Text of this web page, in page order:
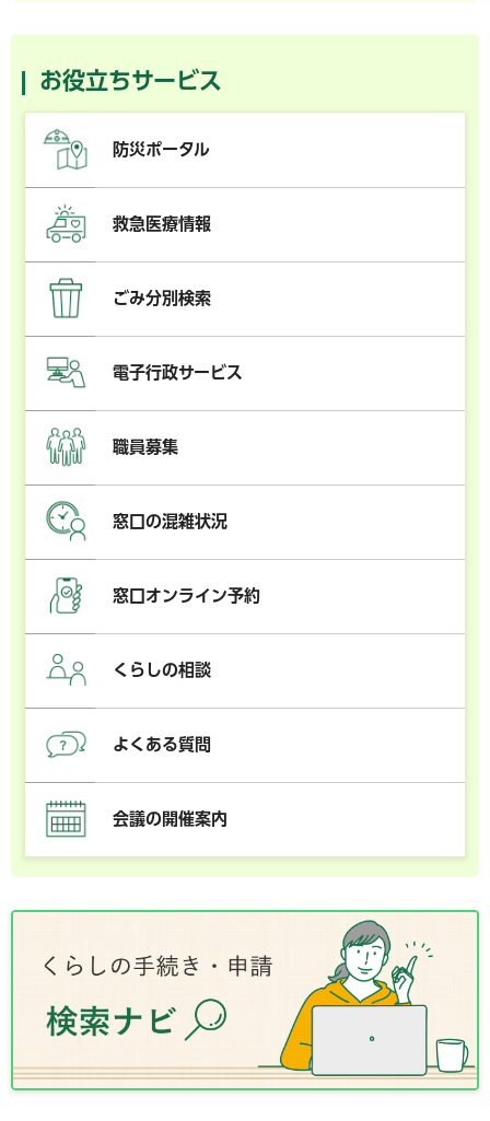
お役立ちサービス
防災ポータル
救急医療情報
ごみ分別検索
電子行政サービス
職員募集
窓口の混雑状況
窓口オンライン予約
くらしの相談
よくある質問
会議の開催案内